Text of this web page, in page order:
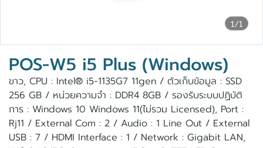
1/1
POS-W5 i5 Plus (Windows)
ขาว, CPU : Intel® i5-1135G7 11gen / ตัวเก็บข้อมูล : SSD
256 GB / หน่วยความจำ : DDR4 8GB / รองรับระบบปฏิบัติ
การ : Windows 10 Windows 11(ไม่รวม Licensed), Port :
Rj11 / External Com : 2 / Audio : 1 Line Out / External
USB : 7 / HDMI Interface : 1 / Network : Gigabit LAN,